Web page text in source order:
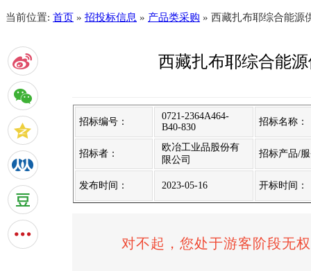
当前位置: 首页 » 招投标信息 » 产品类采购 » 西藏扎布耶综合能源
西藏扎布耶综合能
招标编号：
0721-2364A464-
B40-830
招标名称：
招标者：
欧冶工业品股份有
限公司
招标产品/
发布时间： 2023-05-16 开标时间：
对不起，您处于游客阶段无